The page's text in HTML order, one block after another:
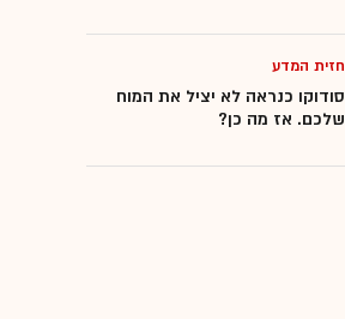
חזית המדע
סודוקו כנראה לא יציל את המוח
שלכם. אז מה כן?